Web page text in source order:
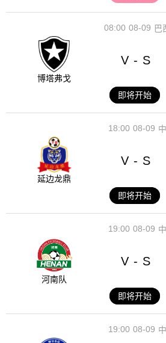
08-09
08:00 巴
博塔弗戈
V - S
即将开始
08-09
18:00
延边龙鼎
V - S
即将开始
08-09
19:00
河南队
V - S
即将开始
08-09
19:00